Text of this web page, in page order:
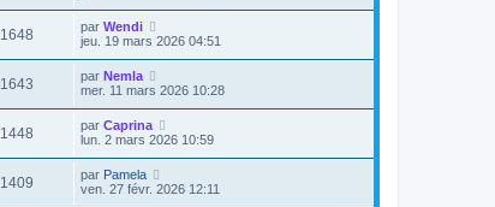
1648 par Wendi
jeu. 19 mars 2026 04:51
1643 par Nemla
mer. 11 mars 2026 10:28
1448 par Caprina
lun. 2 mars 2026 10:59
1409 par Pamela
ven. 27 févr. 2026 12:11